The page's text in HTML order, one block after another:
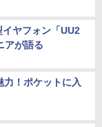
ヤフォン「UU2
アが語る
力！ポケットに入